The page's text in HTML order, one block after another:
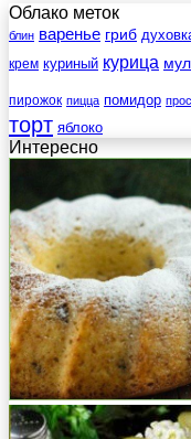
Облако меток
блин варенье гриб
крем куриный курица
пирожок пицца помидор
торт яблоко
Интересно